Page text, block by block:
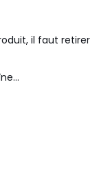
il faut retirer